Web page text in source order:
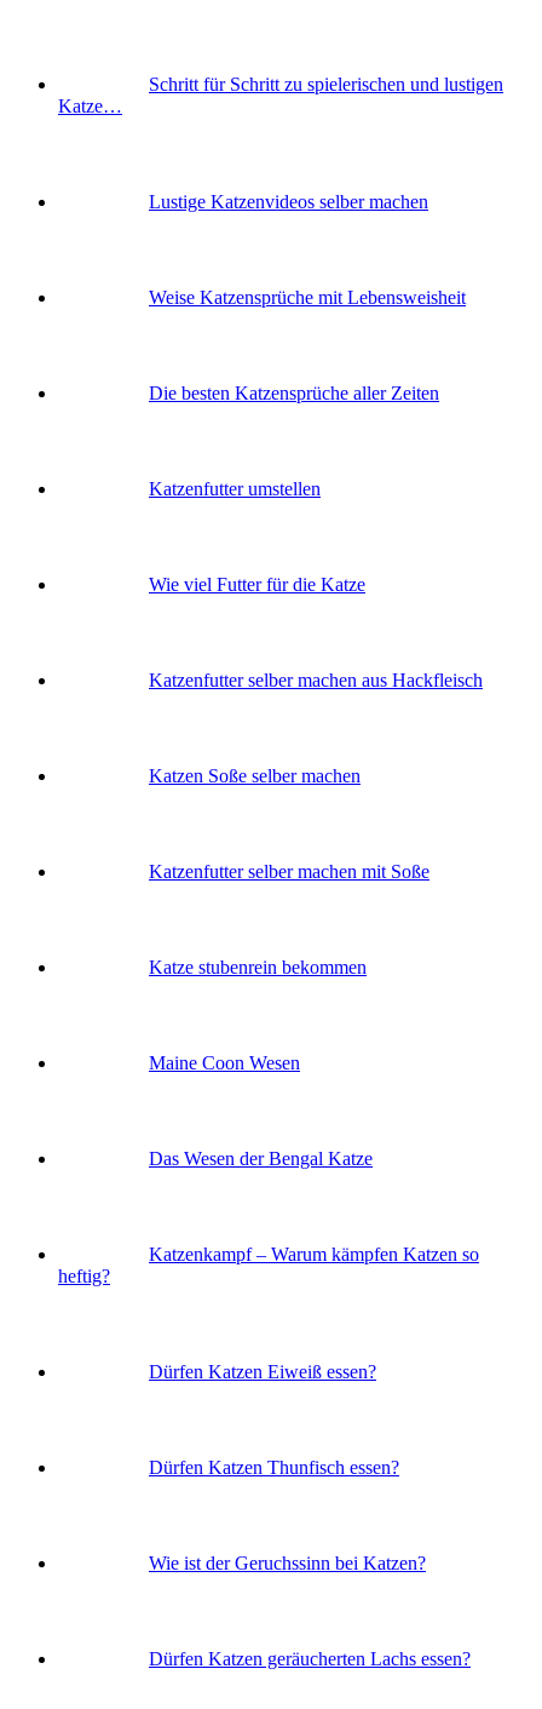
Schritt für Schritt zu spielerischen und lustigen
Katze…
Lustige Katzenvideos selber machen
Weise Katzensprüche mit Lebensweisheit
Die besten Katzensprüche aller Zeiten
Katzenfutter umstellen
Wie viel Futter für die Katze
Katzenfutter selber machen aus Hackfleisch
Katzen Soße selber machen
Katzenfutter selber machen mit Soße
Katze stubenrein bekommen
Maine Coon Wesen
Das Wesen der Bengal Katze
Katzenkampf – Warum kämpfen Katzen so
heftig?
Dürfen Katzen Eiweiß essen?
Dürfen Katzen Thunfisch essen?
Wie ist der Geruchssinn bei Katzen?
Dürfen Katzen geräucherten Lachs essen?